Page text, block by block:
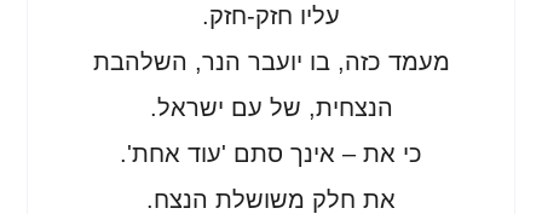
עליו חזק-חזק.
מעמד כזה, בו יועבר הנר, השלהבת
הנצחית, של עם ישראל.
כי את – אינך סתם 'עוד אחת'.
את חלק משושלת הנצח.